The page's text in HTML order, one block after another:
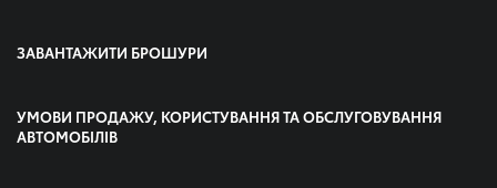
ЗАВАНТАЖИТИ БРОШУРИ
УМОВИ ПРОДАЖУ, КОРИСТУВАННЯ ТА ОБСЛУГОВУВАННЯ
АВТОМОБІЛІВ